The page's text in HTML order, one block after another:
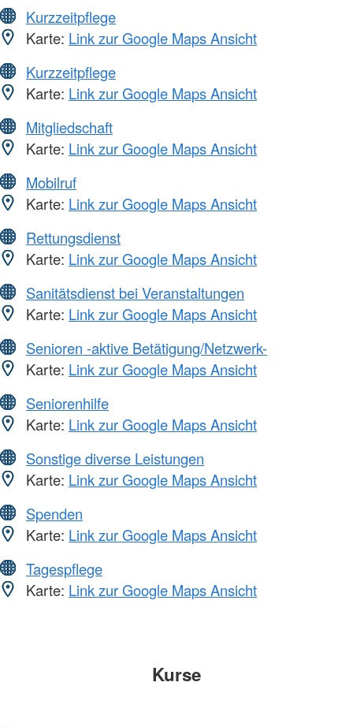
Kurzzeitpflege
Karte: Link zur Google Maps Ansicht
Kurzzeitpflege
Karte: Link zur Google Maps Ansicht
Mitgliedschaft
Karte: Link zur Google Maps Ansicht
Mobilruf
Karte: Link zur Google Maps Ansicht
Rettungsdienst
Karte: Link zur Google Maps Ansicht
Sanitätsdienst bei Veranstaltungen
Karte: Link zur Google Maps Ansicht
Senioren -aktive Betätigung/Netzwerk-
Karte: Link zur Google Maps Ansicht
Seniorenhilfe
Karte: Link zur Google Maps Ansicht
Sonstige diverse Leistungen
Karte: Link zur Google Maps Ansicht
Spenden
Karte: Link zur Google Maps Ansicht
Tagespflege
Karte: Link zur Google Maps Ansicht
Kurse